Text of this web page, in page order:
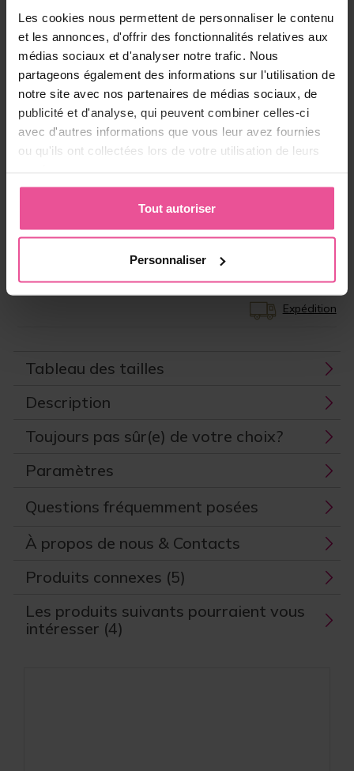
Les cookies nous permettent de personnaliser le contenu
et les annonces, d'offrir des fonctionnalités relatives aux
médias sociaux et d'analyser notre trafic. Nous
partageons également des informations sur l'utilisation de
notre site avec nos partenaires de médias sociaux, de
publicité et d'analyse, qui peuvent combiner celles-ci
avec d'autres informations que vous leur avez fournies
ou qu'ils ont collectées lors de votre utilisation de leurs
Tout autoriser
Personnaliser
En stock
Choisissez la bonne taille
130,90 €
- + Ajouter au panier
ID produit:LIPO-VH01C00C
Expédition
Tableau des tailles
Description
Toujours pas sûr(e) de votre choix?
Paramètres
Questions fréquemment posées
À propos de nous & Contacts
Produits connexes (5)
Les produits suivants pourraient vous
intéresser (4)